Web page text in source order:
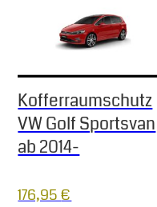
Kofferraumschutz
VW Golf Sportsvan
ab 2014-
176,95€